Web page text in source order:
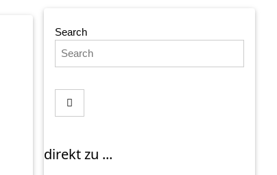
Search
direkt zu ...